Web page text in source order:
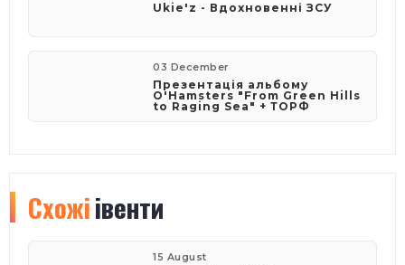
Ukie'z - Вдохновенні ЗСУ
03 December
Презентація альбому
O'Hamsters "From Green Hills
to Raging Sea" + ТОРФ
Схожіівенти
15 August